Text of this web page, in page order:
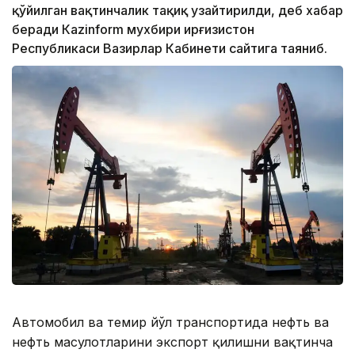
қўйилган вақтинчалик тақиқ узайтирилди, деб хабар
беради Кazinform мухбири Қирғизистон
Республикаси Вазирлар Кабинети сайтига таяниб.
Автомобил ва темир йўл транспортида нефть ва
нефть маҳсулотларини экспорт қилишни вақтинча